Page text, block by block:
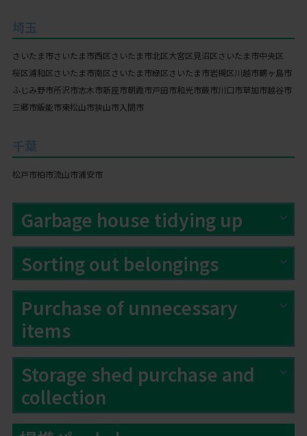
埼玉
さいたま市さいたま市西区さいたま市北区大宮区見沼区さいたま市中央区
桜区浦和区さいたま市南区さいたま市緑区さいたま市岩槻区川越市鶴ヶ島市
ふじみ野市所沢市志木市新座市朝霞市戸田市和光市蕨市川口市草加市越谷市
三郷市飯能市東松山市狭山市入間市
千葉
松戸市柏市流山市浦安市
Garbage house tidying up
Sorting out belongings
Purchase of unnecessary
items
Storage shed purchase and
collection